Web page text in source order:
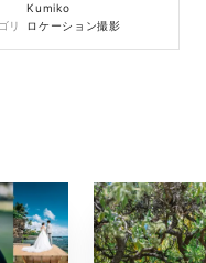
Kumiko
リ
ロケーション撮影